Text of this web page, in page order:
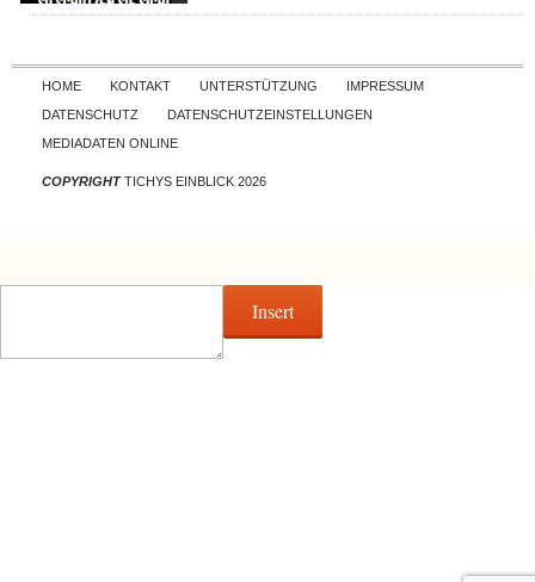
Skip to content
HOME KONTAKT UNTERSTÜTZUNG
IMPRESSUM
DATENSCHUTZ
DATENSCHUTZEINSTELLUNGEN
MEDIADATEN ONLINE
COPYRIGHTTICHYS EINBLICK 2026
Insert